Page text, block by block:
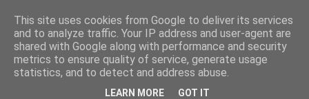
This site uses cookies from Google to deliver its services
and to analyze traffic. Your IP address and user-agent are
shared with Google along with performance and security
metrics to ensure quality of service, generate usage
statistics, and to detect and address abuse.
LEARN MORE GOT IT